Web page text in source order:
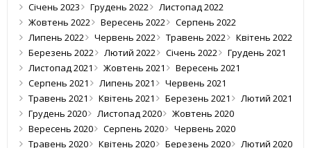
Січень 2023
Грудень 2022
Листопад 2022
Жовтень 2022
Вересень 2022
Серпень 2022
Липень 2022
Червень 2022 Травень 2022
Квітень 2022
Березень 2022
Лютий 2022 Січень 2022
Грудень 2021
Листопад 2021
Жовтень 2021
Вересень 2021
Серпень 2021
Липень 2021
Червень 2021
Травень 2021
Квітень 2021 Березень 2021
Лютий 2021
Грудень 2020
Листопад 2020
Жовтень 2020
Вересень 2020
Серпень 2020
Червень 2020
Травень 2020
Квітень 2020 Березень 2020
Лютий 2020